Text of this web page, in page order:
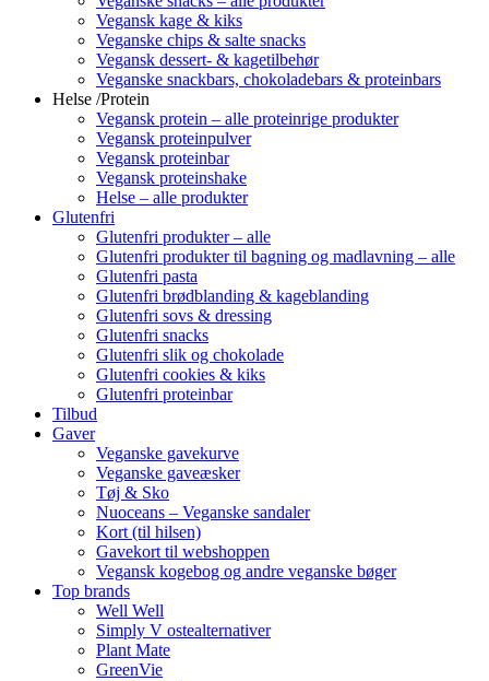
Vegansk kage & kiks
Veganske chips & salte snacks
Vegansk dessert- & kagetilbehør
Veganske snackbars, chokoladebars & proteinbars
Helse /Protein
Vegansk protein – alle proteinrige produkter
Vegansk proteinpulver
Vegansk proteinbar
Vegansk proteinshake
Helse – alle produkter
Glutenfri
Glutenfri produkter – alle
Glutenfri produkter til bagning og madlavning – alle
Glutenfri pasta
Glutenfri brødblanding & kageblanding
Glutenfri sovs & dressing
Glutenfri snacks
Glutenfri slik og chokolade
Glutenfri cookies & kiks
Glutenfri proteinbar
Tilbud
Gaver
Veganske gavekurve
Veganske gaveæsker
Tøj & Sko
Nuoceans – Veganske sandaler
Kort (til hilsen)
Gavekort til webshoppen
Vegansk kogebog og andre veganske bøger
Top brands
Well Well
Simply V ostealternativer
Plant Mate
GreenVie